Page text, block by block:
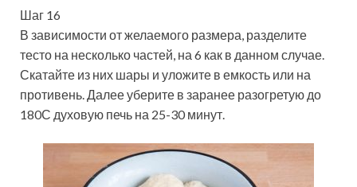
Шаг 16
В зависимости от желаемого размера, разделите
тесто на несколько частей, на 6 как в данном случае.
Скатайте из них шары и уложите в емкость или на
противень. Далее уберите в заранее разогретую до
180С духовую печь на 25-30 минут.